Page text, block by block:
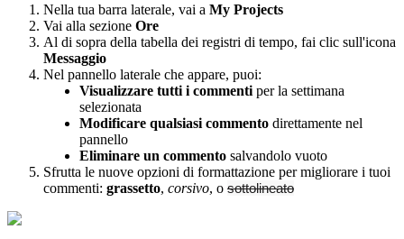
Nella tua barra laterale, vai a My Projects
Vai alla sezione Ore
Al di sopra della tabella dei registri di tempo, fai clic sull'icona
Messaggio
Nel pannello laterale che appare, puoi:
Visualizzare tutti i commenti per la settimana
selezionata
Modificare qualsiasi commento direttamente nel
pannello
Eliminare un commento salvandolo vuoto
Sfrutta le nuove opzioni di formattazione per migliorare i tuoi
commenti: grassetto, corsivo, o sottolineato